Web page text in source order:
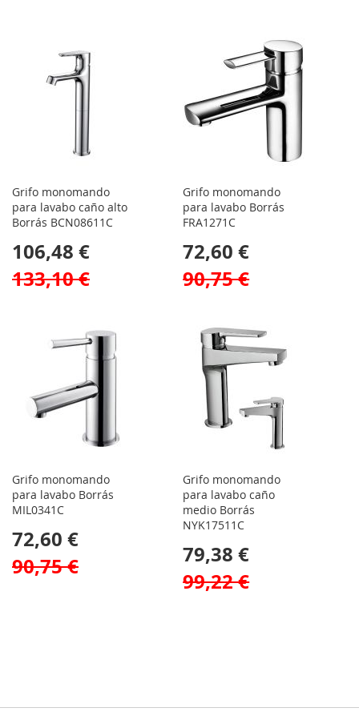
Grifo monomando
para lavabo caño alto
Borrás BCN08611C
106,48 €
133,10 €
Grifo monomando
para lavabo Borrás
FRA1271C
72,60 €
90,75 €
Grifo monomando
para lavabo Borrás
MIL0341C
72,60 €
90,75 €
Grifo monomando
para lavabo caño
medio Borrás
NYK17511C
79,38 €
99,22 €